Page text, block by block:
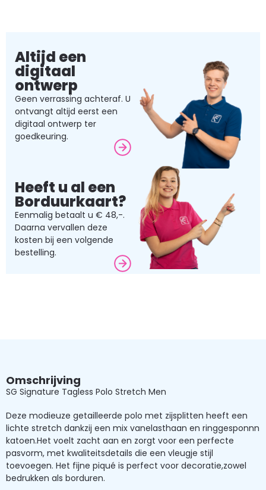
Altijd een
digitaal
ontwerp
Geen verrassing achteraf. U
ontvangt altijd eerst een
digitaal ontwerp ter
goedkeuring.
Heeft u al een
Borduurkaart?
Eenmalig betaalt u € 48,-.
Daarna vervallen deze
kosten bij een volgende
bestelling.
Omschrijving
SG Signature Tagless Polo Stretch Men
Deze modieuze getailleerde polo met zijsplitten heeft een
lichte stretch dankzij een mix vanelasthaan en ringgesponnn
katoen.Het voelt zacht aan en zorgt voor een perfecte
pasvorm, met kwaliteitsdetails die een vleugje stijl
toevoegen. Het fijne piqué is perfect voor decoratie,zowel
bedrukken als borduren.